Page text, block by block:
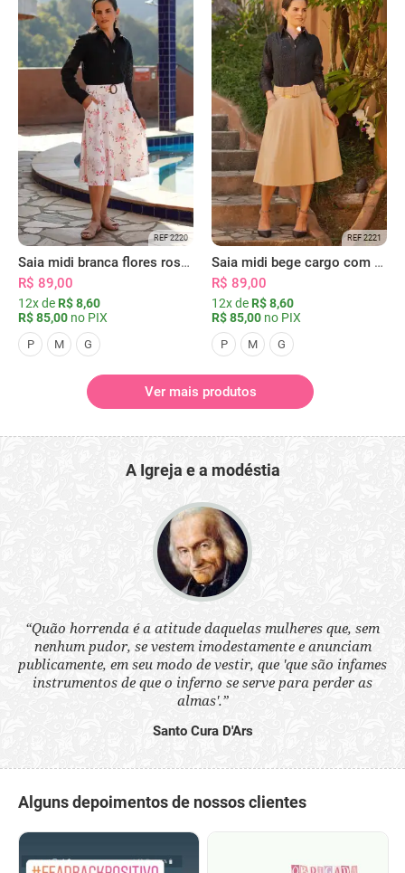
REF 2220
Saia midi branca flores rosas com bolsos
R$ 89,00
12x de R$ 8,60
R$ 85,00 no PIX
P M G
REF 2221
Saia midi bege cargo com bolsos
R$ 89,00
12x de R$ 8,60
R$ 85,00 no PIX
P M G
Ver mais produtos
A Igreja e a modéstia
“Quão horrenda é a atitude daquelas mulheres que, sem
nenhum pudor, se vestem imodestamente e anunciam
publicamente, em seu modo de vestir, que 'que são infames
instrumentos de que o inferno se serve para perder as
almas'.”
Santo Cura D'Ars
Alguns depoimentos de nossos clientes